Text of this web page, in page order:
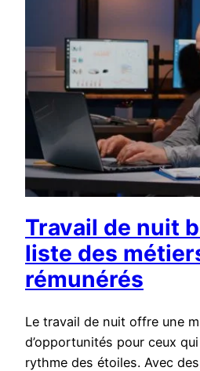
Travail de nuit
liste des
rémunérés
Le travail de nuit offre une
d’opportunités pour ceux
rythme des étoiles. Avec